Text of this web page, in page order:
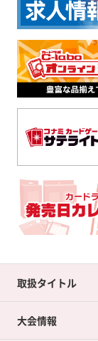
取扱タイトル
大会情報